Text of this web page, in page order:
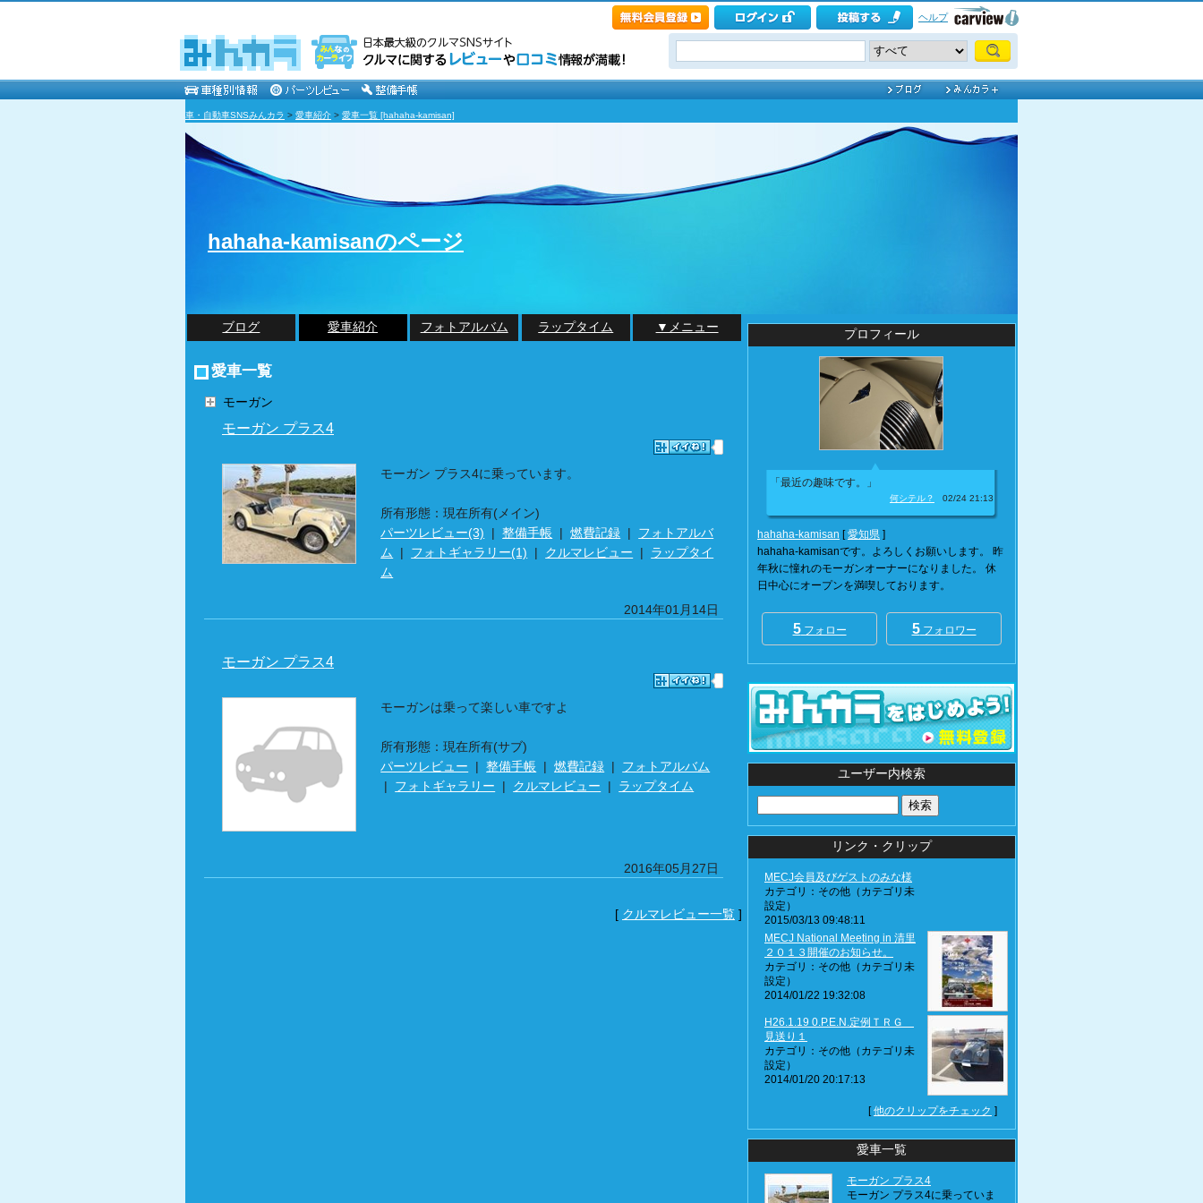
ヘルプ
車・自動車SNSみんカラ > 愛車紹介 > 愛車一覧 [hahaha-kamisan]
hahaha-kamisanのページ
ブログ 愛車紹介 フォトアルバム ラップタイム ▼メニュー
愛車一覧
モーガン
モーガン プラス4
モーガン プラス4に乗っています。
所有形態：現在所有(メイン)
パーツレビュー(3) |整備手帳 |燃費記録 | フォトアルバ
ム
| フォトギャラリー(1) | クルマレビュー | ラップタイ
ム
2014年01月14日
モーガン プラス4
モーガンは乗って楽しい車ですよ
所有形態：現在所有(サブ)
パーツレビュー |整備手帳 |燃費記録 | フォトアルバム
| フォトギャラリー | クルマレビュー | ラップタイム
2016年05月27日
[ クルマレビュー一覧 ]
プロフィール
「最近の趣味です。」
何シテル？ 02/24 21:13
hahaha-kamisan [愛知県 ]
hahaha-kamisanです。よろしくお願いします。 昨
年秋に憧れのモーガンオーナーになりました。 休
日中心にオープンを満喫しております。
5フォロー 5フォロワー
ユーザー内検索
リンク・クリップ
MECJ会員及びゲストのみな様
カテゴリ：その他（カテゴリ未
設定）
2015/03/13 09:48:11
MECJ National Meeting in 清里
２０１３開催のお知らせ。
カテゴリ：その他（カテゴリ未
設定）
2014/01/22 19:32:08
H26.1.19 0.P.E.N.定例ＴＲＧ
見送り１
カテゴリ：その他（カテゴリ未
設定）
2014/01/20 20:17:13
[他のクリップをチェック ]
愛車一覧
モーガン プラス4
モーガン プラス4に乗っていま